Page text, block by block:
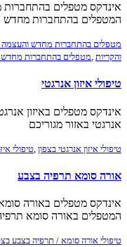
אינדקס מטפלים בהתחברות
המטפלים בהתחברות מחדש
מטפלים בהתחברות מחדש והעצמה
והקריות ,מטפלים בהתחברות מחדש
טיפולי איזון אנרגטי
אינדקס מטפלים באיזון
אנרגטי באזור מגוריכם
טיפולי איזון אנרגטי בצפון טיפולי
אורה סומא תרפיה בצבע
אינדקס מטפלים באורה
המטפלים באורה סומא
טיפולי אורה סומא / תרפיה בצבע